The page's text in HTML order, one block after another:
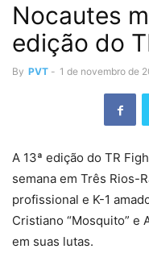
Nocautes
edição do
By PVT - 1 de novembro de
A 13ª edição do TR
semana em Três Rios-
profissional e K-1
Cristiano “Mosquito” e
em suas lutas.